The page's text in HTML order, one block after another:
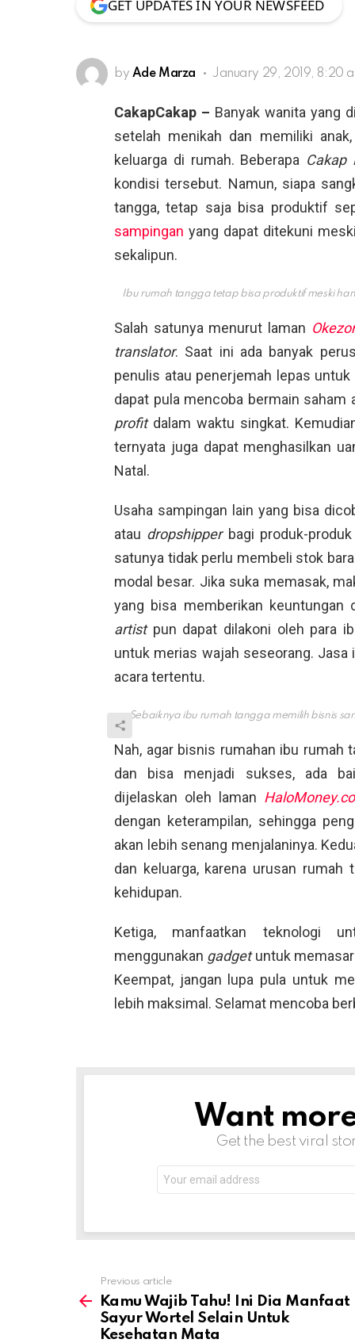
GET UPDATES IN YOUR NEWSFEED
by Ade Marza January 29, 2019, 8:20
CakapCakap – Banyak wanita yang
setelah menikah dan memiliki
keluarga di rumah. Beberapa Cakap
kondisi tersebut. Namun, siapa
tangga, tetap saja bisa produktif
sampingan yang dapat ditekuni
sekalipun.
Ibu rumah tangga tetap bisa produktif meski
Salah satunya menurut laman
translator. Saat ini ada banyak
penulis atau penerjemah lepas
dapat pula mencoba bermain saham
profitdalam waktu singkat.
ternyata juga dapat menghasilkan
Natal.
Usaha sampingan lain yang bisa
atau dropshipper bagi produk-
satunya tidak perlu membeli stok
modal besar. Jika suka memasak,
yang bisa memberikan
artistpun dapat dilakoni oleh para
untuk merias wajah seseorang. Jasa
acara tertentu.
Sebaiknya ibu rumah tangga memilih bisnis
Nah, agar bisnis rumahan ibu rumah
dan bisa menjadi sukses, ada
dijelaskan oleh laman
dengan keterampilan, sehingga
akan lebih senang menjalaninya.
dan keluarga, karena urusan
kehidupan.
Ketiga, manfaatkan teknologi
menggunakan gadgetuntuk
Keempat, jangan lupa pula untuk
lebih maksimal. Selamat mencoba
NEWSLETTERWant
Get the best viral
address:
more
Previous article
Kamu Wajib Tahu! Ini Dia Manfaat
Sayur Wortel Selain Untuk
Kesehatan Mata